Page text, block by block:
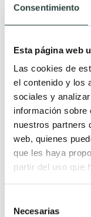
Consentimiento
Esta página web
Las cookies de
el contenido y los
sociales y
información sobre
nuestros partners
web, quienes
que les haya
partir del uso que
Necesarias
Conjunto
120 cm, 4 cajones
Constanza
499,02€
(2)